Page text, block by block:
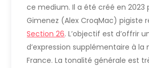
ce medium. Il a été créé en 2023
Gimenez (Alex CroqMac) pigiste
Section 26. L’objectif est d’offrir
d’expression supplémentaire à la
France. La tonalité générale est